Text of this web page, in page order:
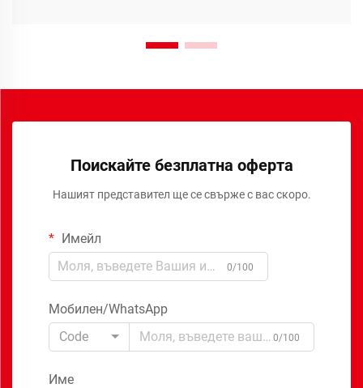
Поискайте безплатна оферта
Нашият представител ще се свърже с вас скоро.
Имейл
0/100
Мобилен/WhatsApp
Code
0/100
Име